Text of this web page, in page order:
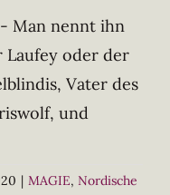
Man nennt ihn
Laufey oder der
Vater des
und
| MAGIE, Nordische